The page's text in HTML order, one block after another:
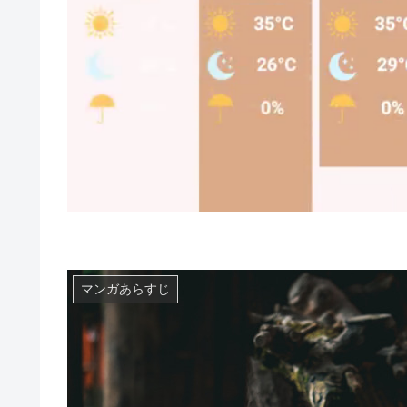
マンガあらすじ